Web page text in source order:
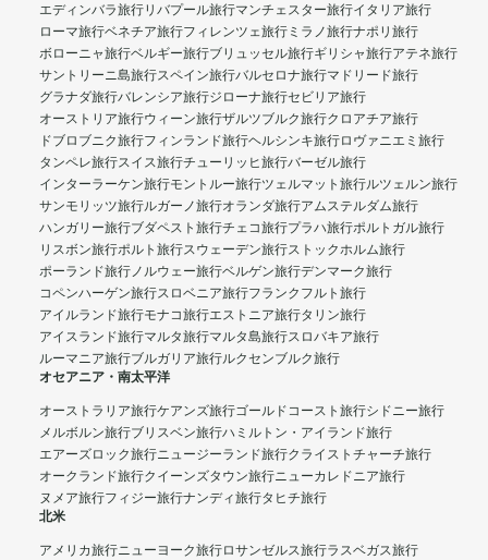
エディンバラ旅行リバプール旅行マンチェスター旅行イタリア旅行
ローマ旅行ベネチア旅行フィレンツェ旅行 ミラノ旅行ナポリ旅行
ボローニャ旅行ベルギー旅行ブリュッセル旅行ギリシャ旅行アテネ旅行
サントリーニ島旅行スペイン旅行バルセロナ旅行マドリード旅行
グラナダ旅行バレンシア旅行ジローナ旅行セビリア旅行
オーストリア旅行ウィーン旅行ザルツブルク旅行クロアチア旅行
ドブロブニク旅行フィンランド旅行ヘルシンキ旅行ロヴァニエミ旅行
タンペレ旅行スイス旅行チューリッヒ旅行バーゼル旅行
インターラーケン旅行モントルー旅行ツェルマット旅行ルツェルン旅行
サンモリッツ旅行ルガーノ旅行オランダ旅行アムステルダム旅行
ハンガリー旅行ブダペスト旅行チェコ旅行プラハ旅行ポルトガル旅行
リスボン旅行ポルト旅行スウェーデン旅行ストックホルム旅行
ポーランド旅行ノルウェー旅行ベルゲン旅行デンマーク旅行
コペンハーゲン旅行スロベニア旅行フランクフルト旅行
アイルランド旅行モナコ旅行エストニア旅行タリン旅行
アイスランド旅行マルタ旅行マルタ島旅行スロバキア旅行
ルーマニア旅行ブルガリア旅行ルクセンブルク旅行
オセアニア・南太平洋
オーストラリア旅行ケアンズ旅行ゴールドコースト旅行シドニー旅行
メルボルン旅行ブリスベン旅行ハミルトン・アイランド旅行
エアーズロック旅行ニュージーランド旅行クライストチャーチ旅行
オークランド旅行クイーンズタウン旅行ニューカレドニア旅行
ヌメア旅行フィジー旅行ナンディ旅行タヒチ旅行
北米
アメリカ旅行ニューヨーク旅行ロサンゼルス旅行ラスベガス旅行